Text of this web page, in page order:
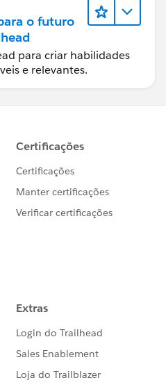
o futuro
para criar habilidades
e relevantes.